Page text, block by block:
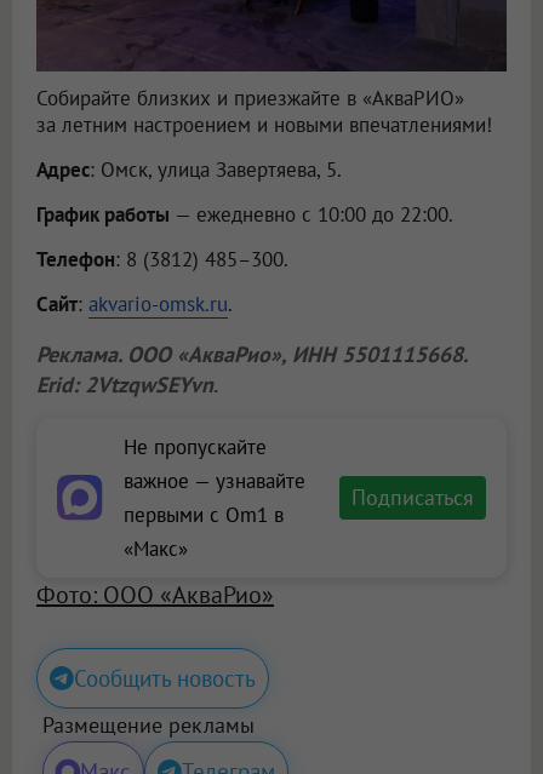
Собирайте близких и приезжайте в «АкваРИО»
за летним настроением и новыми впечатлениями!
Адрес: Омск, улица Завертяева, 5.
График работы — ежедневно с 10:00 до 22:00.
Телефон: 8 (3812) 485–300.
Сайт: akvario-omsk.ru.
Реклама. ООО «АкваРио», ИНН 5501115668.
Erid: 2VtzqwSEYvn.
Не пропускайте
важное — узнавайте
первыми с Om1 в
«Макс»
Подписаться
Фото: ООО «АкваРио»
Сообщить новость
Размещение рекламы